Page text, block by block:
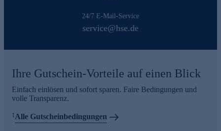
24/7 E-Mail-Service
service@hse.de
Ihre Gutschein-Vorteile auf einen Blick
Einfach einlösen und sofort sparen. Faire Bedingungen und
volle Transparenz.
1 Alle Gutscheinbedingungen